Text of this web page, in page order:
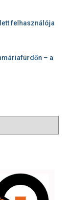
felhasználója
– a